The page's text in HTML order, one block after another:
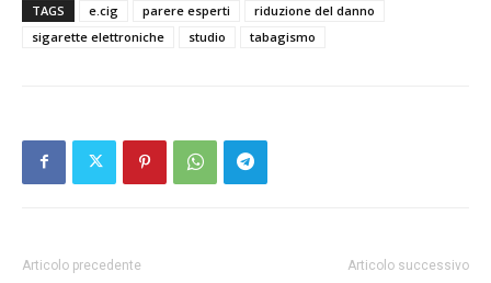
TAGS e.cig parere esperti
riduzione del danno
sigarette elettroniche
studio tabagismo
Articolo precedente Articolo successivo